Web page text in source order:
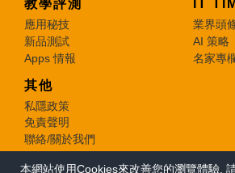
本網站使用Cookies來改善您的瀏覽體驗,
教學評測
應用秘技
新品測試
Apps 情報
IT
業界頭
AI 策略
名家專
其他
私隱政策
免責聲明
聯絡/關於我們
© 2026 e-zone. All Rights Reserved.